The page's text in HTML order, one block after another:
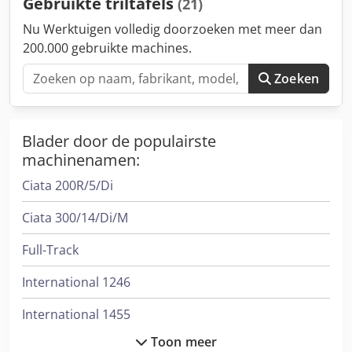
(21)
Nu Werktuigen volledig doorzoeken met meer dan
200.000 gebruikte machines.
Zoeken
Blader door de populairste
machinenamen:
Ciata 200R/5/Di
Ciata 300/14/Di/M
Full-Track
International 1246
International 1455
Toon meer